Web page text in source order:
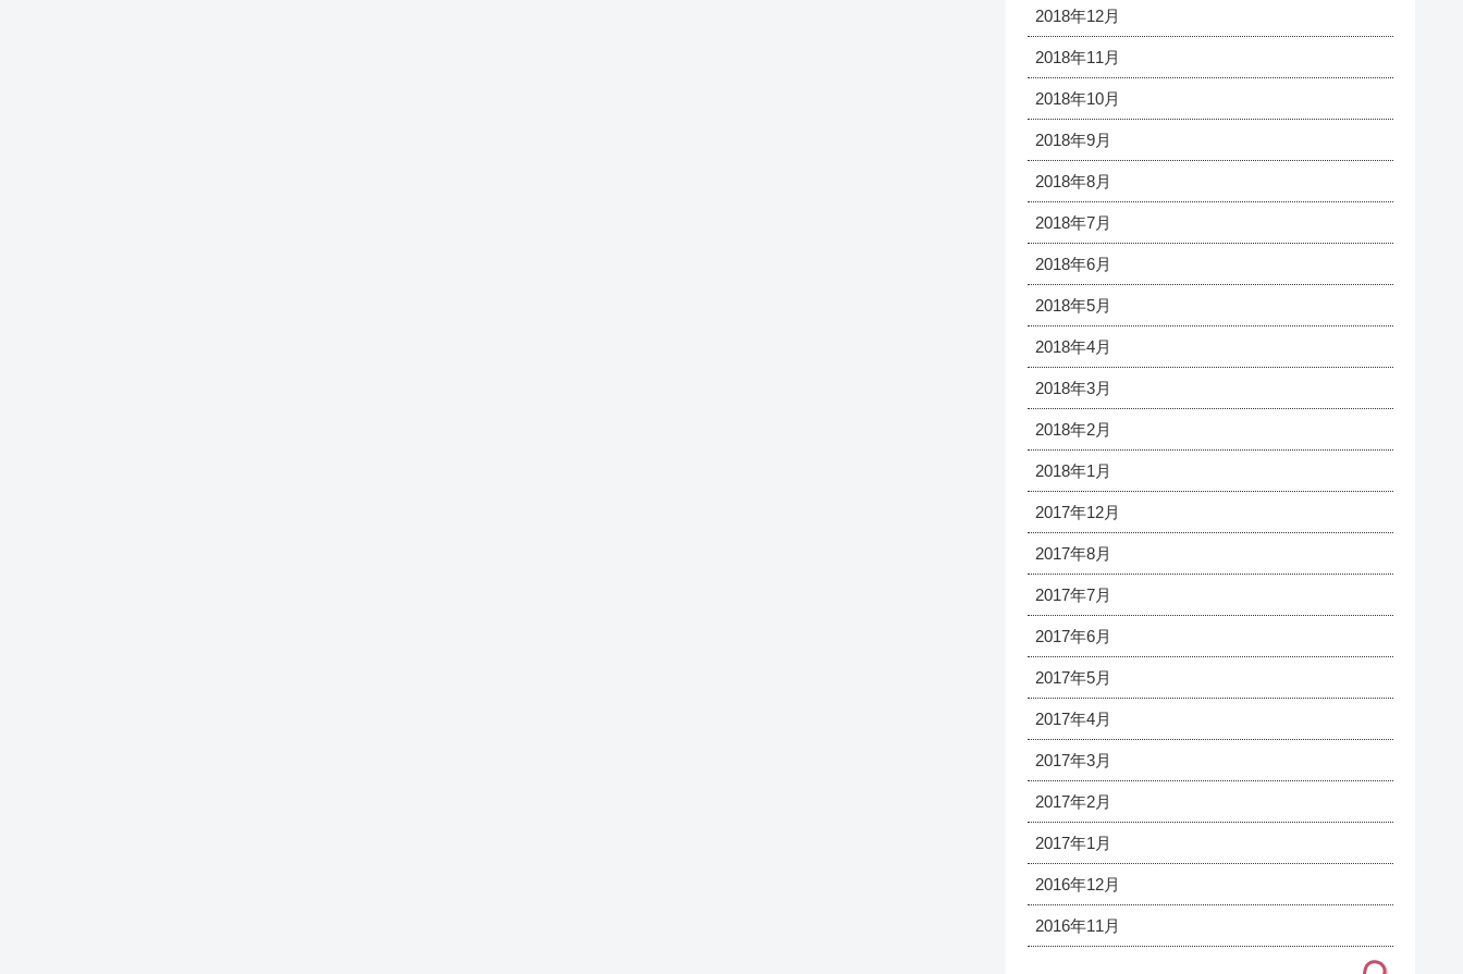
2018年12月
2018年11月
2018年10月
2018年9月
2018年8月
2018年7月
2018年6月
2018年5月
2018年4月
2018年3月
2018年2月
2018年1月
2017年12月
2017年8月
2017年7月
2017年6月
2017年5月
2017年4月
2017年3月
2017年2月
2017年1月
2016年12月
2016年11月